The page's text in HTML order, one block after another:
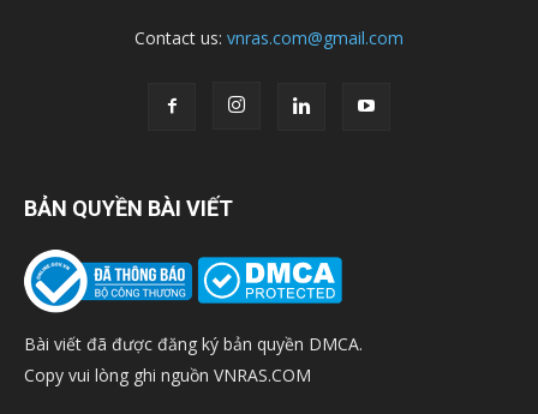
Contact us: vnras.com@gmail.com
BẢN QUYỀN BÀI VIẾT
Bài viết đã được đăng ký bản quyền DMCA.
Copy vui lòng ghi nguồn VNRAS.COM